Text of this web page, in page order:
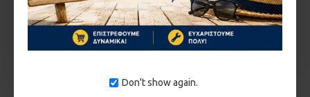
Don't show again.
60.02910000